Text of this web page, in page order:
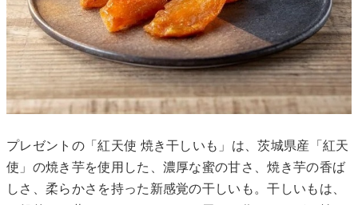
プレゼントの「紅天使 焼き干しいも」は、茨城県産「紅天
使」の焼き芋を使用した、濃厚な蜜の甘さ、焼き芋の香ば
しさ、柔らかさを持った新感覚の干しいも。干しいもは、